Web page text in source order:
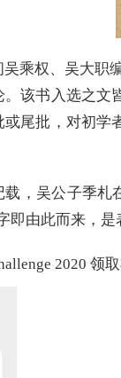
吴乘权、吴大
该书入选之
尾批，对初
，吴公子季
即由此而来，
2020 领